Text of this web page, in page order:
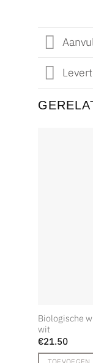
Biologische
wit
€21.50